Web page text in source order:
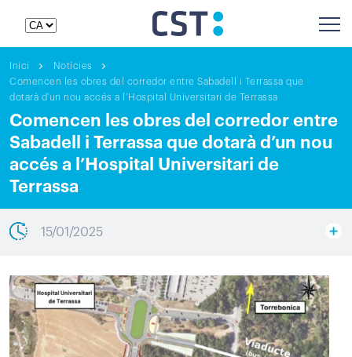
Inici
Notícies
Comencen les obres del corredor entre Sabadell i Terrassa que
dotarà d’un nou accés a l’Hospital Universitari de Terrassa
Comencen les obres del corredor entre
Sabadell i Terrassa que dotarà d’un nou
accés a l’Hospital Universitari de
Terrassa
15/01/2025